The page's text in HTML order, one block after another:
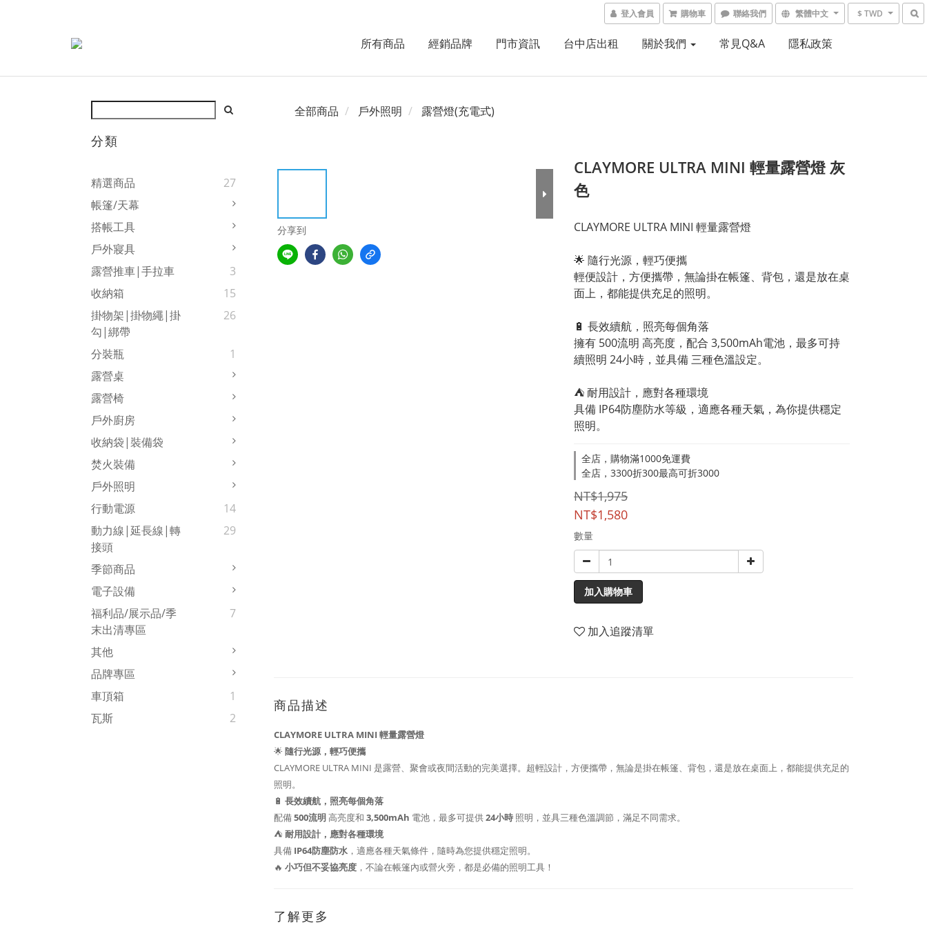
登入會員 購物車 聯絡我們 繁體中文 $ TWD
所有商品 經銷品牌 門市資訊 台中店出租 關於我們 常見Q&A 隱私政策
分類
精選商品
27
帳篷/天幕
搭帳工具
戶外寢具
露營推車|手拉車
3
收納箱
15
掛物架|掛物繩|掛
勾|綁帶
26
分裝瓶
1
露營桌
露營椅
戶外廚房
收納袋|裝備袋
焚火裝備
戶外照明
行動電源
14
動力線|延長線|轉
接頭
29
季節商品
電子設備
福利品/展示品/季
末出清專區
7
其他
品牌專區
車頂箱
1
瓦斯
2
全部商品 戶外照明 露營燈(充電式)
分享到
CLAYMORE ULTRA MINI 輕量露營燈 灰
色
CLAYMORE ULTRA MINI 輕量露營燈
🌟 隨行光源，輕巧便攜
輕便設計，方便攜帶，無論掛在帳篷、背包，還是放在桌
面上，都能提供充足的照明。
🔋 長效續航，照亮每個角落
擁有 500流明 高亮度，配合 3,500mAh電池，最多可持
續照明 24小時，並具備 三種色溫設定。
⛺ 耐用設計，應對各種環境
具備 IP64防塵防水等級，適應各種天氣，為你提供穩定
照明。
全店，購物滿1000免運費
全店，3300折300最高可折3000
NT$1,975
NT$1,580
數量
加入購物車
加入追蹤清單
商品描述
CLAYMORE ULTRA MINI 輕量露營燈
🌟 隨行光源，輕巧便攜
CLAYMORE ULTRA MINI 是露營、聚會或夜間活動的完美選擇。超輕設計，方便攜帶，無論是掛在帳篷、背包，還是放在桌面上，都能提供充足的
照明。
🔋 長效續航，照亮每個角落
配備500流明高亮度和 3,500mAh 電池，最多可提供24小時 照明，並具三種色溫調節，滿足不同需求。
⛺ 耐用設計，應對各種環境
具備 IP64防塵防水 ，適應各種天氣條件，隨時為您提供穩定照明。
🔥 小巧但不妥協亮度 ，不論在帳篷內或營火旁，都是必備的照明工具！
了解更多